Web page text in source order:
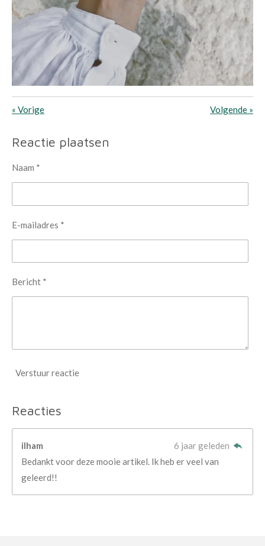
« Vorige Volgende »
Reactie plaatsen
Naam *
E-mailadres *
Bericht *
Verstuur reactie
Reacties
ilham
6 jaar geleden
Bedankt voor deze mooie artikel. Ik heb er veel van
geleerd!!